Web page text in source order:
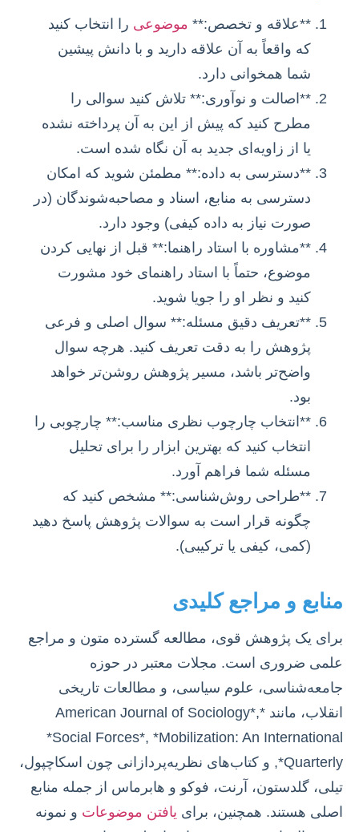
**علاقه و تخصص:** موضوعی را انتخاب کنید
که واقعاً به آن علاقه دارید و با دانش پیشین
شما همخوانی دارد.
**اصالت و نوآوری:** تلاش کنید سوالی را
مطرح کنید که پیش از این به آن پرداخته نشده
یا از زاویه‌ای جدید به آن نگاه شده است.
**دسترسی به داده:** مطمئن شوید که امکان
دسترسی به منابع، اسناد و مصاحبه‌شوندگان (در
صورت نیاز به داده کیفی) وجود دارد.
**مشاوره با استاد راهنما:** قبل از نهایی کردن
موضوع، حتماً با استاد راهنمای خود مشورت
کنید و نظر او را جویا شوید.
**تعریف دقیق مسئله:** سوال اصلی و فرعی
پژوهش را به دقت تعریف کنید. هرچه سوال
واضح‌تر باشد، مسیر پژوهش روشن‌تر خواهد
بود.
**انتخاب چارچوب نظری مناسب:** چارچوبی را
انتخاب کنید که بهترین ابزار را برای تحلیل
مسئله شما فراهم آورد.
**طراحی روش‌شناسی:** مشخص کنید که
چگونه قرار است به سوالات پژوهش پاسخ دهید
(کمی، کیفی یا ترکیبی).
منابع و مراجع کلیدی
برای یک پژوهش قوی، مطالعه گسترده متون و مراجع
علمی ضروری است. مجلات معتبر در حوزه
جامعه‌شناسی، علوم سیاسی، و مطالعات تاریخی
انقلاب، مانند *American Journal of Sociology*,
*Social Forces*, *Mobilization: An International
Quarterly*, و کتاب‌های نظریه‌پردازانی چون اسکاچپول،
تیلی، گلدستون، آرنت، فوکو و هابرماس از جمله منابع
اصلی هستند. همچنین، برای یافتن موضوعات و نمونه